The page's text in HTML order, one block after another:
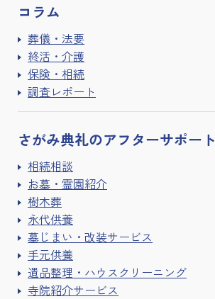
コラム
葬儀・法要
終活・介護
保険・相続
調査レポート
さがみ典礼のアフターサポート
相続相談
お墓・霊園紹介
樹木葬
永代供養
墓じまい・改装サービス
手元供養
遺品整理・ハウスクリーニング
寺院紹介サービス